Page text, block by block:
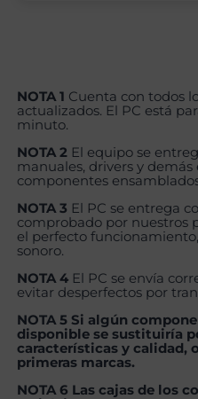
NOTA 1 Cuenta con todos
actualizados. El PC está
minuto.
NOTA 2 El equipo se
manuales, drivers y
componentes
NOTA 3 El PC se entrega
comprobado por nuestros
el perfecto
sonoro.
NOTA 4 El PC se envía
evitar desperfectos por
NOTA 5 Si algún
disponible se sustituiría
características y calidad,
primeras marcas.
NOTA 6 Las cajas de los